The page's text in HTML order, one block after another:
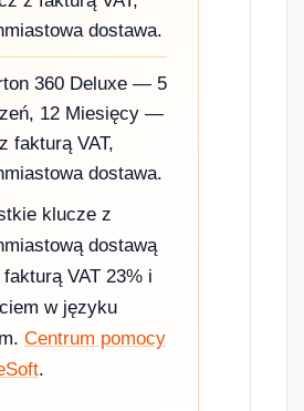
dostawa.
360 Deluxe — 5
12 Miesięcy —
fakturą VAT,
dostawa.
klucze z
dostawą
VAT 23% i
w języku
Centrum pomocy
.